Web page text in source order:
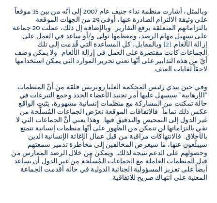
وبالمثل، أشارت منظمة نداء جنيف عام 2007 إلى أنّه من بين 35 موقعاً
على وثيقة الالتزام الصادرة عنها، أوفى 29 من الجهات الموقعة
بالتزاماتهم المتعلقة برفع التقارير. وبالإضافة إل ذلك، عملت 20 جماعة
على تسهيل مهام الرصد، ومعظمها تولى و/أو ساعد في العمل على
إزالة الألغام. [2] وبالمقابل، كل المساعدة التي قُدمت إلى تلك
الجماعات كانت مقتصرة على العمل في إزالة الألغام. ولا يمكن وصف
أيّ من هذه التدابير على أنّها تعني تحرير الموارد التي يمكن استخدامها
لاحقاً لغايات العنف.
وفي حين يبدي رئيس المحكمة العليا روبرتس قلقه من أنّ المنظمات
"الإرهابية" سيسهل عليها أمر تجنيد الأعضاء الجدد وجمع التبرعات في
حالة تمكنت من المشاركة مع منظمات إنسانية مشهورة، يثبت الواقع
عكس ذلك تماماً. فالاتفاقات الموقعة تعرّض الجماعات المُسلَّحة من
غير الدول إلى التمحيص والتدقيق فيها. وهذا يعني أنَّ الجماعات التي لا
تفي بالتزاماتها لن تتمكن من الظهور على أنّها منظمات إنسانية تتمتع
بالأخلاق. فالانتهاكات مراقبة من قبل عمال الإغاثة الإنسانية الذين
سيبلّغون عنها، ما سيعرض المخالفين إلى مخاطرة تدمير سمعتهم
وحصولهم على الدعم نتيجة لذلك. ويمكن من خلال الرصد الممارس من
قبل المنظمات العاملة مع الجماعات المُسلَّحة من غير الدول أن يساعد
أيضاً على تعزيز المسؤولية الجنائية الدولية في حالة أقدمت الجماعة
المعنية على انتهاك صريح للاتفاقية.